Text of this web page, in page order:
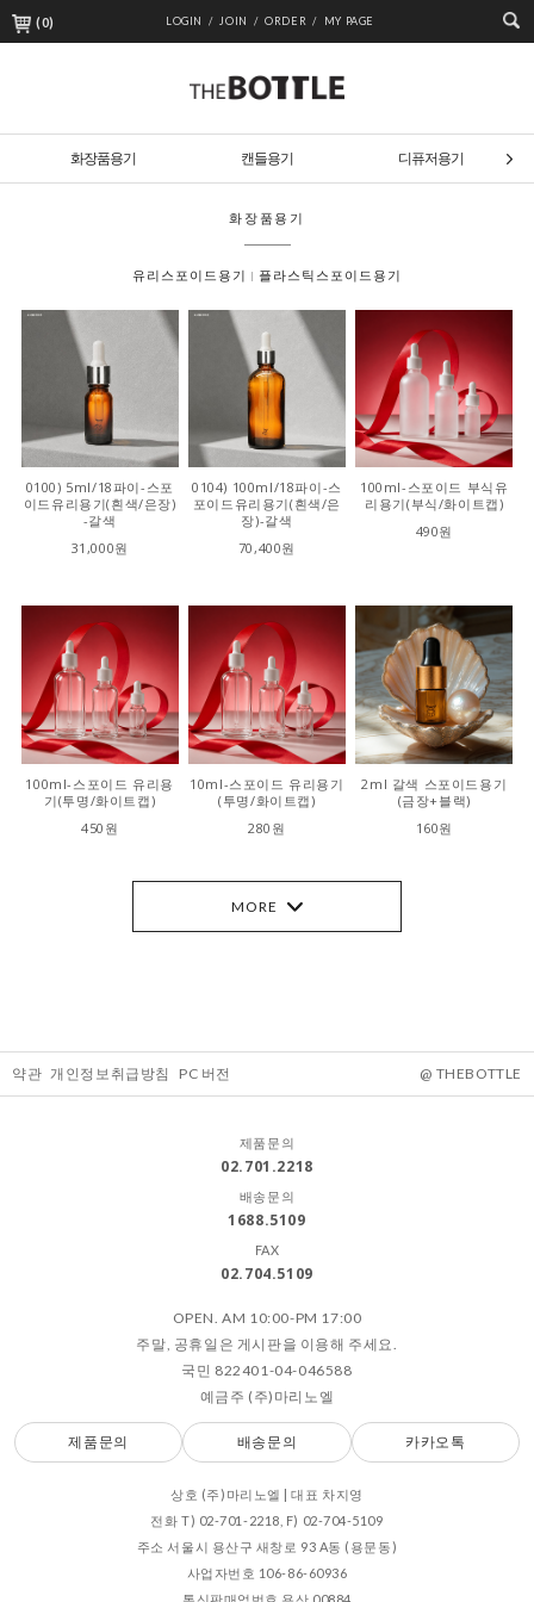
(0) LOGIN / JOIN / ORDER / MY PAGE
화장품용기 캔들용기 디퓨저용기
화장품용기
유리스포이드용기 플라스틱스포이드용기
0100) 5ml/18파이-스포
이드유리용기(흰색/은장)
-갈색
31,000원
0104) 100ml/18파이-스
포이드유리용기(흰색/은
장)-갈색
70,400원
100ml-스포이드 부식유
리용기(부식/화이트캡)
490원
100ml-스포이드 유리용
기(투명/화이트캡)
450원
10ml-스포이드 유리용기
(투명/화이트캡)
280원
2ml 갈색 스포이드용기
(금장+블랙)
160원
MORE
약관 개인정보취급방침 PC 버전 @ THEBOTTLE
제품문의
02.701.2218
배송문의
1688.5109
FAX
02.704.5109
OPEN. AM 10:00-PM 17:00
주말, 공휴일은 게시판을 이용해 주세요.
국민 822401-04-046588
예금주 (주)마리노엘
제품문의 배송문의 카카오톡
상호 (주)마리노엘 | 대표 차지영
전화 T) 02-701-2218, F) 02-704-5109
주소 서울시 용산구 새창로 93 A동 (용문동)
사업자번호 106-86-60936